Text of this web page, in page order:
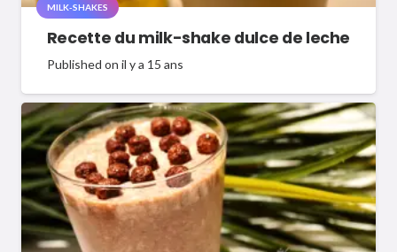
MILK-SHAKES
Recette du milk-shake dulce de leche
Published on il y a 15 ans